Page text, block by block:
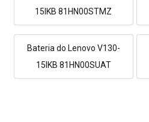
15IKB 81HN00STMZ
Bateria do Lenovo V130-
15IKB 81HN00SUAT